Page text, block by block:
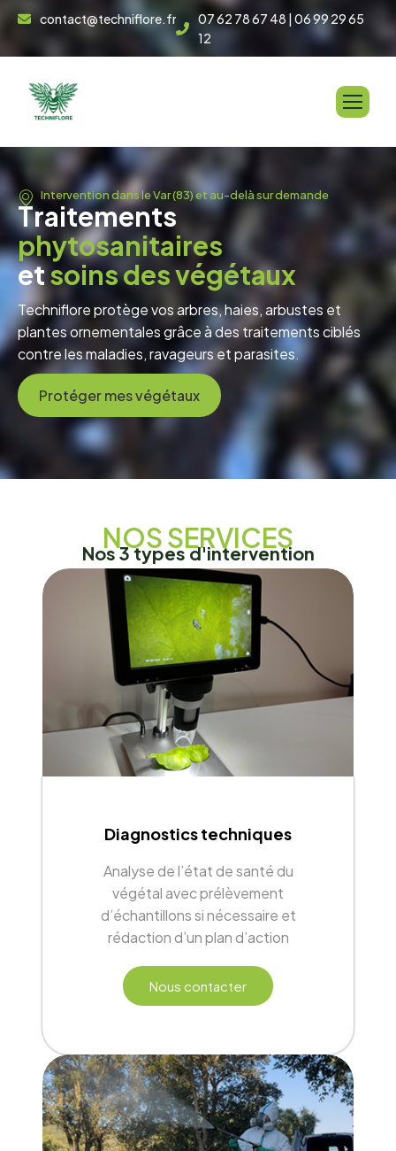
contact@techniflore.fr
07 62 78 67 48 | 06 99 29 65
12
Intervention dans le Var (83) et au-delà sur demande
Traitements
phytosanitaires
etsoinsdesvégétaux
Techniflore protège vos arbres, haies, arbustes et
plantes ornementales grâce à des traitements ciblés
contre les maladies, ravageurs et parasites.
Protéger mes végétaux
NOS SERVICES
Nos3typesd'intervention
Diagnostics techniques
Analyse de l’état de santé du
végétal avec prélèvement
d’échantillons si nécessaire et
rédaction d’un plan d’action
Nous contacter